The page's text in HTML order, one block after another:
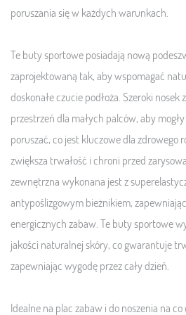
poruszania się w każdych warunkach.
Te buty sportowe posiadają nową
zaprojektowaną tak, aby wspomagać
doskonałe czucie podłoża. Szeroki
przestrzeń dla małych palców, aby
poruszać, co jest kluczowe dla zdrowego
zwiększa trwałość i chroni przed
zewnętrzna wykonana jest z
antypoślizgowym bieżnikiem, zapewniając
energicznych zabaw. Te buty sportowe
jakości naturalnej skóry, co gwarantuje
zapewniając wygodę przez cały dzień.
Idealne na plac zabaw i do noszenia na